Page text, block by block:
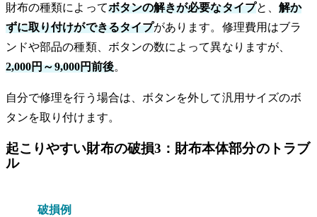
財布の種類によってボタンの解きが必要なタイプと、 解か
ずに取り付けができるタイプがあります。修理費用はブラ
ンドや部品の種類、ボタンの数によって異なりますが、
2,000円～9,000円前後。
自分で修理を行う場合は、ボタンを外して汎用サイズのボ
タンを取り付けます。
起こりやすい財布の破損3：財布本体部分のトラブ
ル
破損例